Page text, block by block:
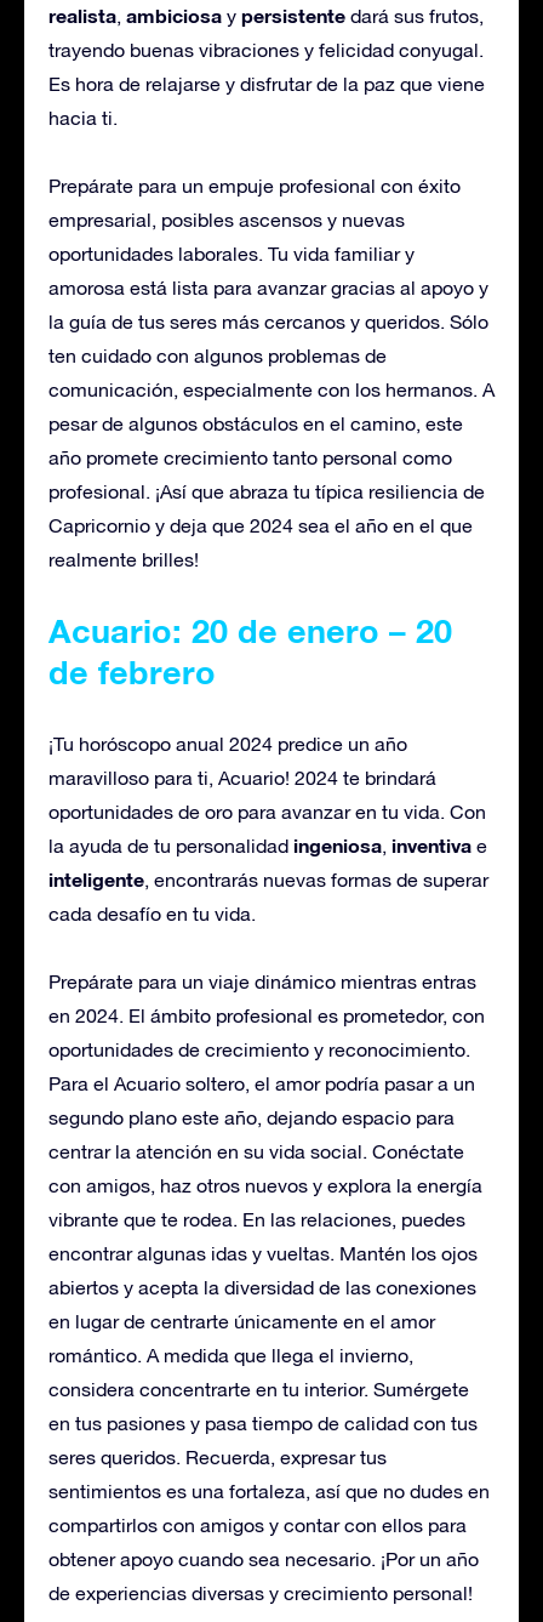
realista, ambiciosa y persistente dará sus frutos,
trayendo buenas vibraciones y felicidad conyugal.
Es hora de relajarse y disfrutar de la paz que viene
hacia ti.
Prepárate para un empuje profesional con éxito
empresarial, posibles ascensos y nuevas
oportunidades laborales. Tu vida familiar y
amorosa está lista para avanzar gracias al apoyo y
la guía de tus seres más cercanos y queridos. Sólo
ten cuidado con algunos problemas de
comunicación, especialmente con los hermanos. A
pesar de algunos obstáculos en el camino, este
año promete crecimiento tanto personal como
profesional. ¡Así que abraza tu típica resiliencia de
Capricornio y deja que 2024 sea el año en el que
realmente brilles!
Acuario: 20 de enero – 20
de febrero
¡Tu horóscopo anual 2024 predice un año
maravilloso para ti, Acuario! 2024 te brindará
oportunidades de oro para avanzar en tu vida. Con
la ayuda de tu personalidad ingeniosa, inventiva e
inteligente, encontrarás nuevas formas de superar
cada desafío en tu vida.
Prepárate para un viaje dinámico mientras entras
en 2024. El ámbito profesional es prometedor, con
oportunidades de crecimiento y reconocimiento.
Para el Acuario soltero, el amor podría pasar a un
segundo plano este año, dejando espacio para
centrar la atención en su vida social. Conéctate
con amigos, haz otros nuevos y explora la energía
vibrante que te rodea. En las relaciones, puedes
encontrar algunas idas y vueltas. Mantén los ojos
abiertos y acepta la diversidad de las conexiones
en lugar de centrarte únicamente en el amor
romántico. A medida que llega el invierno,
considera concentrarte en tu interior. Sumérgete
en tus pasiones y pasa tiempo de calidad con tus
seres queridos. Recuerda, expresar tus
sentimientos es una fortaleza, así que no dudes en
compartirlos con amigos y contar con ellos para
obtener apoyo cuando sea necesario. ¡Por un año
de experiencias diversas y crecimiento personal!